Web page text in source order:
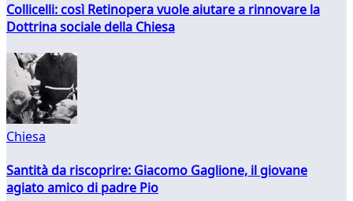
Collicelli: così Retinopera vuole aiutare a rinnovare la
Dottrina sociale della Chiesa
Chiesa
Santità da riscoprire: Giacomo Gaglione, il giovane
agiato amico di padre Pio